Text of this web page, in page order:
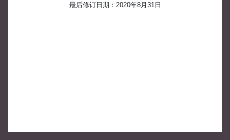
最后修订日期：2020年8月31日